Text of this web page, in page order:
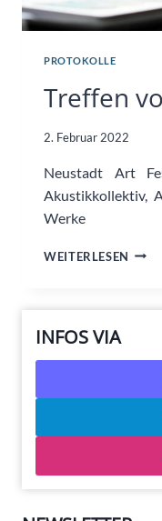
PROTOKOLLE
Treffen
2. Februar 2022
Neustadt Art
Akustikkollektiv,
Werke
WEITERLESEN
INFOS VIA